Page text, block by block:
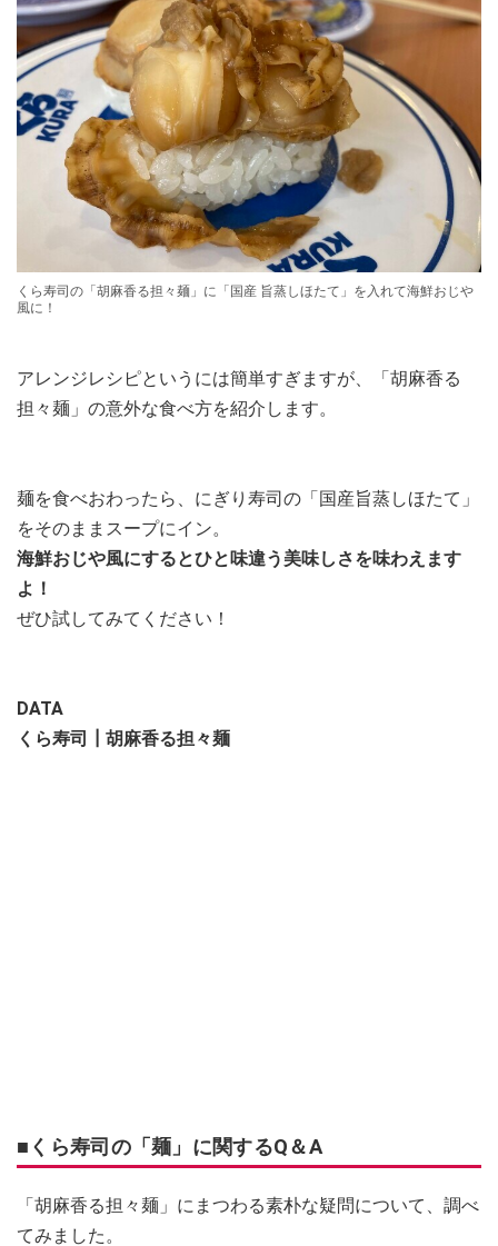
くら寿司の「胡麻香る担々麺」に「国産 旨蒸しほたて」を入れて海鮮おじや
風に！
アレンジレシピというには簡単すぎますが、「胡麻香る
担々麺」の意外な食べ方を紹介します。
麺を食べおわったら、にぎり寿司の「国産旨蒸しほたて」
をそのままスープにイン。
海鮮おじや風にするとひと味違う美味しさを味わえます
よ！
ぜひ試してみてください！
DATA
くら寿司┃胡麻香る担々麺
■くら寿司の「麺」に関するQ＆A
「胡麻香る担々麺」にまつわる素朴な疑問について、調べ
てみました。